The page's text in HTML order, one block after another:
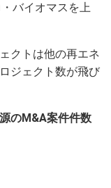
バイオマスを上
クトは他の再エネ
ジェクト数が飛び
のM&A案件件数